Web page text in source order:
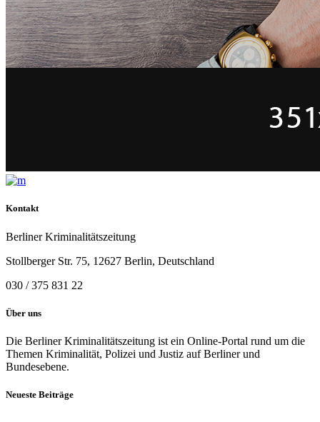
Kontakt
Berliner Kriminalitätszeitung
Stollberger Str. 75, 12627 Berlin, Deutschland
030 / 375 831 22
Über uns
Die Berliner Kriminalitätszeitung ist ein Online-Portal rund um die
Themen Kriminalität, Polizei und Justiz auf Berliner und
Bundesebene.
Neueste Beiträge